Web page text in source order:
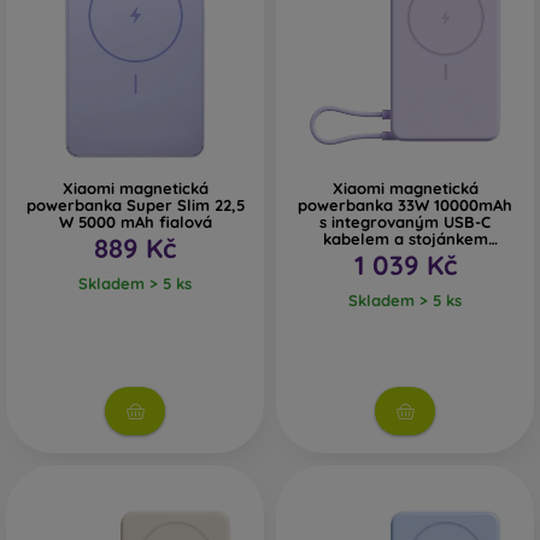
Xiaomi magnetická
powerbanka Super Slim 22,5
W 5000 mAh fialová
889 Kč
Skladem > 5 ks
Xiaomi magnetická
powerbanka 33W 10000mAh
s integrovaným USB-C
kabelem a stojánkem
Purple
1 039 Kč
Skladem > 5 ks